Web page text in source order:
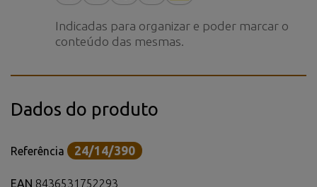
Indicadas para organizar e poder marcar o
conteúdo das mesmas.
Dados do produto
Referência 24/14/390
EAN 8436531752293